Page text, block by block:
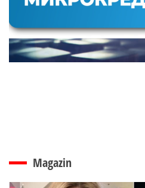
Magazin